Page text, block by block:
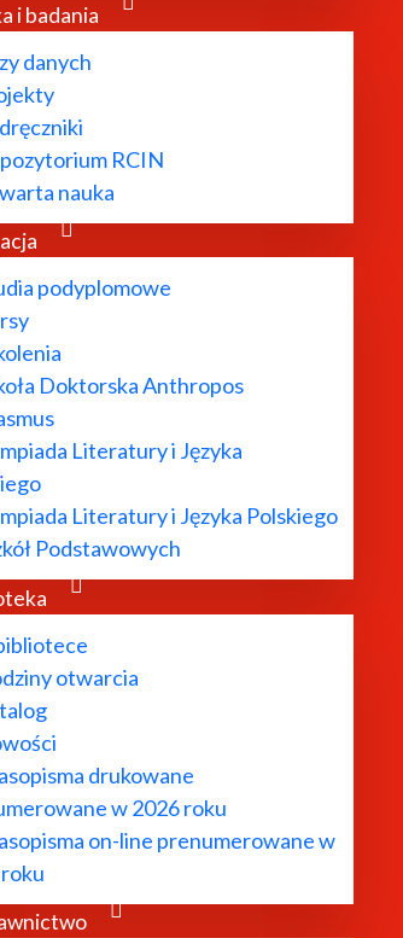
i badania
danych
RCIN
nauka
podyplomowe
Doktorska Anthropos
Literatury i Języka
Literatury i Języka Polskiego
Podstawowych
otwarcia
drukowane
w 2026 roku
on-line prenumerowane w
i “Listów zebranych” Elizy
portrety żydowskich komunistek”